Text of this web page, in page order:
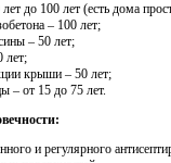
до 100 лет (есть дома
– 100 лет;
– 50 лет;
лет;
крыши – 50 лет;
– от 15 до 75 лет.
и регулярного